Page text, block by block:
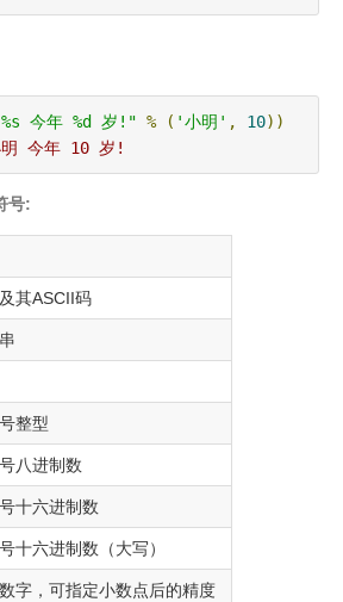
今年 %d 岁!" % ( '小明' , 10))
明 今年 10 岁!
号:
其ASCII码
整型
八进制数
十六进制数
十六进制数（大写）
字，可指定小数点后的精度